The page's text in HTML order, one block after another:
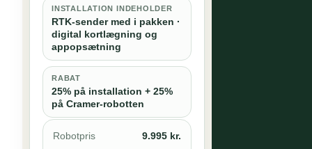
INSTALLATION INDEHOLDER
RTK-sender med i pakken ·
digital kortlægning og
appopsætning
RABAT
25% på installation + 25%
på Cramer-robotten
Robotpris
9.995 kr.